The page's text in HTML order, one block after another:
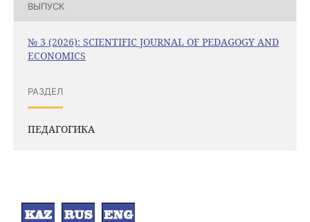
ВЫПУСК
№ 3 (2026): SCIENTIFIC JOURNAL OF PEDAGOGY AND
ECONOMICS
РАЗДЕЛ
ПЕДАГОГИКА